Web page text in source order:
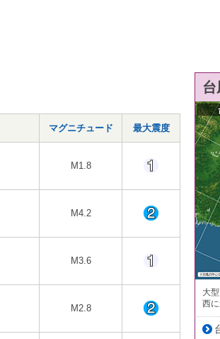
マグニチュード 最大震度
M1.8
M4.2
M3.6
M2.8
大
西